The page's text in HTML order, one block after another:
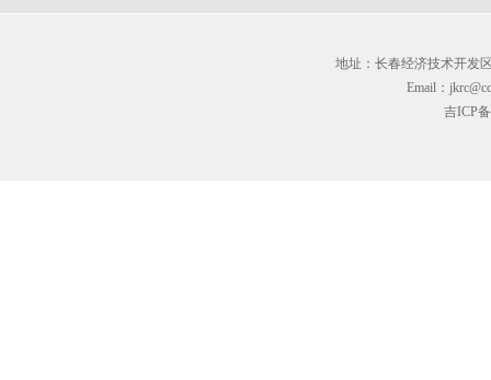
地址：长春经济技术开发
Email：
吉ICP